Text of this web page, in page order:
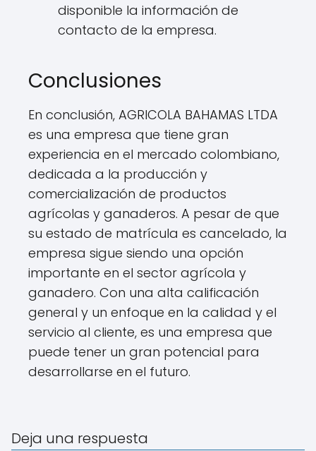
disponible la información de
contacto de la empresa.
Conclusiones
En conclusión, AGRICOLA BAHAMAS LTDA
es una empresa que tiene gran
experiencia en el mercado colombiano,
dedicada a la producción y
comercialización de productos
agrícolas y ganaderos. A pesar de que
su estado de matrícula es cancelado, la
empresa sigue siendo una opción
importante en el sector agrícola y
ganadero. Con una alta calificación
general y un enfoque en la calidad y el
servicio al cliente, es una empresa que
puede tener un gran potencial para
desarrollarse en el futuro.
Deja una respuesta